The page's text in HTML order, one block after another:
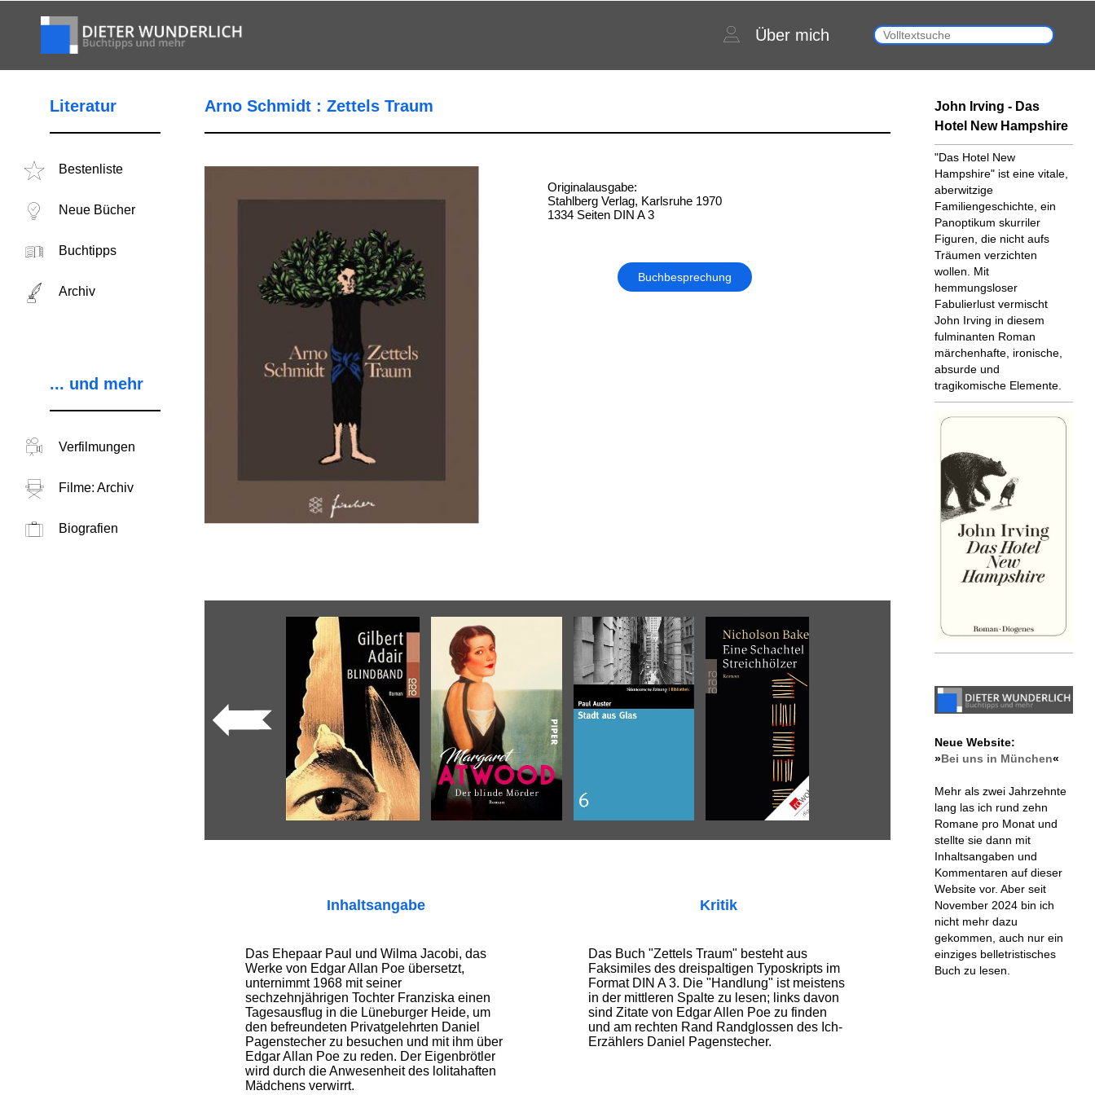
Über mich
Literatur
Bestenliste
Neue Bücher
Buchtipps
Archiv
... und mehr
Verfilmungen
Filme: Archiv
Biografien
Arno Schmidt : Zettels Traum
Originalausgabe:
Stahlberg Verlag, Karlsruhe 1970
1334 Seiten DIN A 3
Buchbesprechung
Inhaltsangabe
Das Ehepaar Paul und Wilma Jacobi, das
Werke von Edgar Allan Poe übersetzt,
unternimmt 1968 mit seiner
sechzehnjährigen Tochter Franziska einen
Tagesausflug in die Lüneburger Heide, um
den befreundeten Privatgelehrten Daniel
Pagenstecher zu besuchen und mit ihm über
Edgar Allan Poe zu reden. Der Eigenbrötler
wird durch die Anwesenheit des lolitahaften
Mädchens verwirrt.
Kritik
Das Buch "Zettels Traum" besteht aus
Faksimiles des dreispaltigen Typoskripts im
Format DIN A 3. Die "Handlung" ist meistens
in der mittleren Spalte zu lesen; links davon
sind Zitate von Edgar Allen Poe zu finden
und am rechten Rand Randglossen des Ich-
Erzählers Daniel Pagenstecher.
John Irving - Das
Hotel New Hampshire
"Das Hotel New
Hampshire" ist eine vitale,
aberwitzige
Familiengeschichte, ein
Panoptikum skurriler
Figuren, die nicht aufs
Träumen verzichten
wollen. Mit
hemmungsloser
Fabulierlust vermischt
John Irving in diesem
fulminanten Roman
märchenhafte, ironische,
absurde und
tragikomische Elemente.
Neue Website:
»Bei uns in München«
Mehr als zwei Jahrzehnte
lang las ich rund zehn
Romane pro Monat und
stellte sie dann mit
Inhaltsangaben und
Kommentaren auf dieser
Website vor. Aber seit
November 2024 bin ich
nicht mehr dazu
gekommen, auch nur ein
einziges belletristisches
Buch zu lesen.